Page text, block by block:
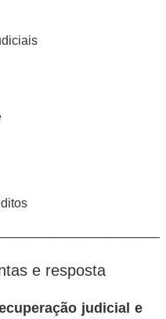
e resposta
judicial e